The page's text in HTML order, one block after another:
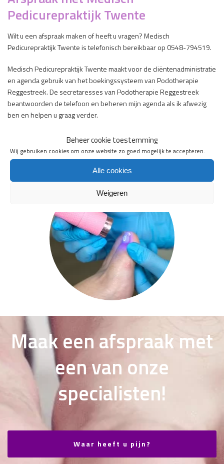
Beheer cookie toestemming
Wij gebruiken cookies om onze website zo goed mogelijk te accepteren.
Alle cookies
Weigeren
Pedicurepraktijk Twente
Wilt u een afspraak maken of heeft u vragen? Medisch
Pedicurepraktijk Twente is telefonisch bereikbaar op 0548-794519.
Medisch Pedicurepraktijk Twente maakt voor de cliëntenadministratie
en agenda gebruik van het boekingssysteem van Podotherapie
Reggestreek. De secretaresses van Podotherapie Reggestreek
beantwoorden de telefoon en beheren mijn agenda als ik afwezig
ben en helpen u graag verder.
Vermeld duidelijk dat u een afspraak wilt maken voor een
medisch pedicurebehandeling bij medisch pedicure Susan
Hodes.
Maak een afspraak met
een van onze
specialisten!
Waar heeft u pijn?